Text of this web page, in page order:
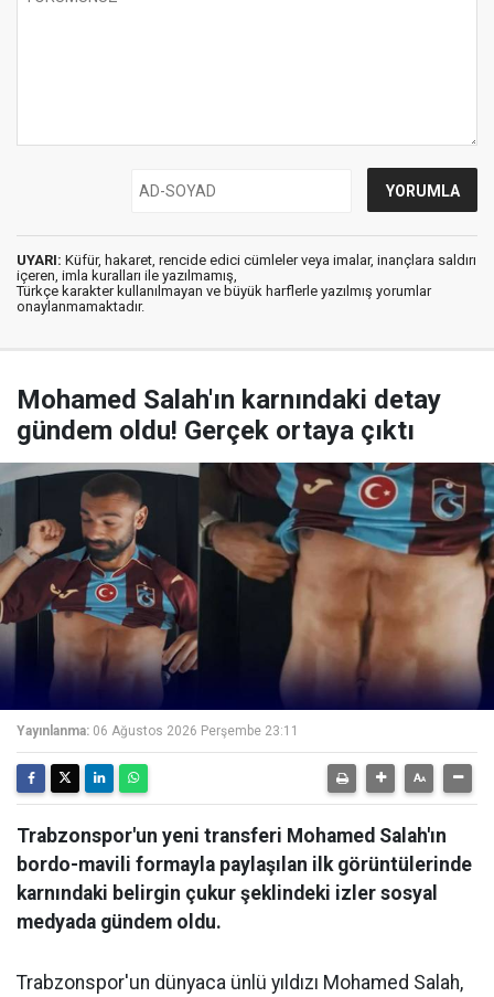
UYARI: Küfür, hakaret, rencide edici cümleler veya imalar, inançlara saldırı
içeren, imla kuralları ile yazılmamış,
Türkçe karakter kullanılmayan ve büyük harflerle yazılmış yorumlar
onaylanmamaktadır.
Mohamed Salah'ın karnındaki detay
gündem oldu! Gerçek ortaya çıktı
Yayınlanma: 06 Ağustos 2026 Perşembe 23:11
Trabzonspor'un yeni transferi Mohamed Salah'ın
bordo-mavili formayla paylaşılan ilk görüntülerinde
karnındaki belirgin çukur şeklindeki izler sosyal
medyada gündem oldu.
Trabzonspor'un dünyaca ünlü yıldızı Mohamed Salah,